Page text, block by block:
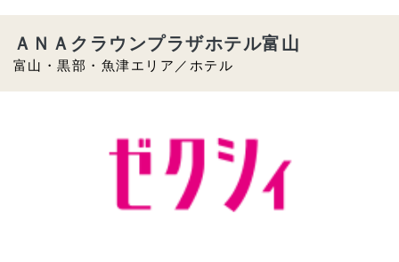
富山・黒部・魚津エリア／ホテル
ＡＮＡクラウンプラザホテル富山